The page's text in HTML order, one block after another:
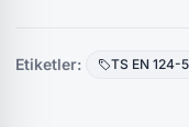
Etiketler: TS EN 124-5